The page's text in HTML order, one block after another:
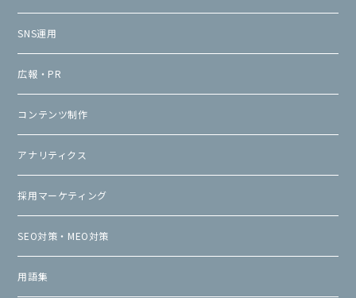
SNS運用
広報・PR
コンテンツ制作
アナリティクス
採用マーケティング
SEO対策・MEO対策
用語集